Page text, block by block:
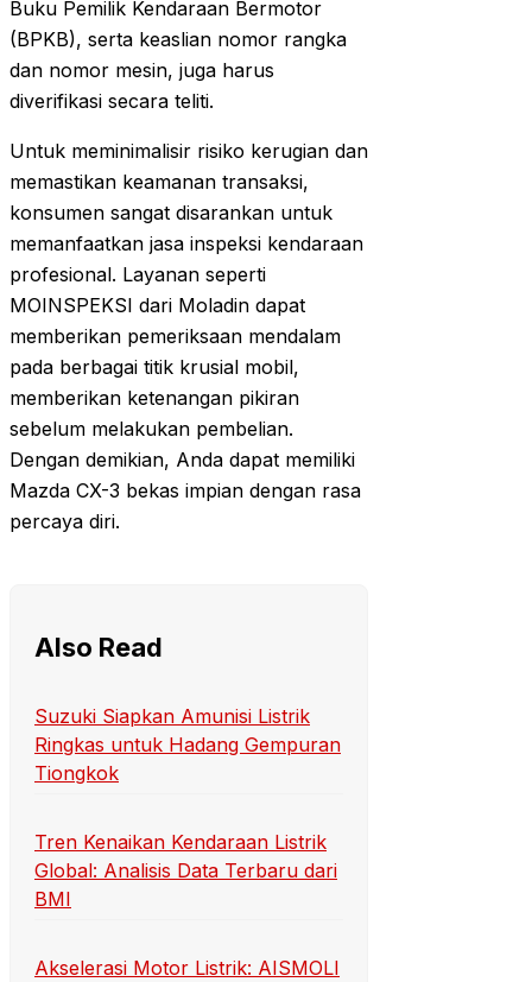
Buku Pemilik Kendaraan Bermotor
(BPKB), serta keaslian nomor rangka
dan nomor mesin, juga harus
diverifikasi secara teliti.
Untuk meminimalisir risiko kerugian dan
memastikan keamanan transaksi,
konsumen sangat disarankan untuk
memanfaatkan jasa inspeksi kendaraan
profesional. Layanan seperti
MOINSPEKSI dari Moladin dapat
memberikan pemeriksaan mendalam
pada berbagai titik krusial mobil,
memberikan ketenangan pikiran
sebelum melakukan pembelian.
Dengan demikian, Anda dapat memiliki
Mazda CX-3 bekas impian dengan rasa
percaya diri.
Also Read
Suzuki Siapkan Amunisi Listrik
Ringkas untuk Hadang Gempuran
Tiongkok
Tren Kenaikan Kendaraan Listrik
Global: Analisis Data Terbaru dari
BMI
Akselerasi Motor Listrik: AISMOLI